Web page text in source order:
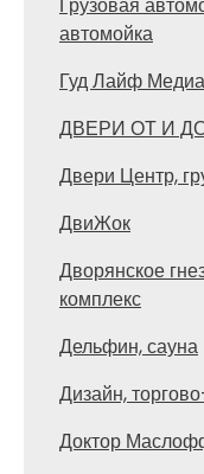
автомойка
Гуд Лайф Медиа
ДВЕРИ ОТ И ДО,
Двери Центр,
ДвиЖок
Дворянское
комплекс
Дельфин, сауна
Дизайн,
Доктор